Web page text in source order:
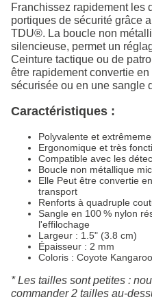
Franchissez rapidement les
portiques de sécurité grâce
TDU®. La boucle non
silencieuse, permet un
Ceinture tactique ou de
être rapidement convertie
sécurisée ou en une sangle
Caractéristiques :
Polyvalente et
Ergonomique et très
Compatible avec les
Boucle non métallique
Elle Peut être convertie
transport
Renforts à quadruple
Sangle en 100 % nylon
l'effilochage
Largeur : 1.5" (3.8 cm)
Épaisseur : 2 mm
Coloris : Coyote
* Les tailles sont petites :
commander 2 tailles au-